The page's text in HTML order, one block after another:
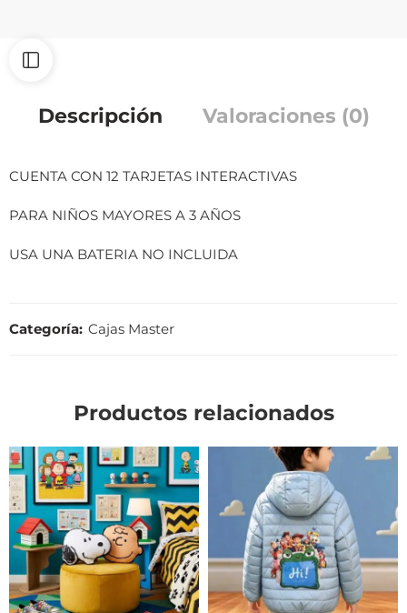
Descripción Valoraciones (0)
CUENTA CON 12 TARJETAS INTERACTIVAS
PARA NIÑOS MAYORES A 3 AÑOS
USA UNA BATERIA NO INCLUIDA
Categoría: Cajas Master
Productos relacionados